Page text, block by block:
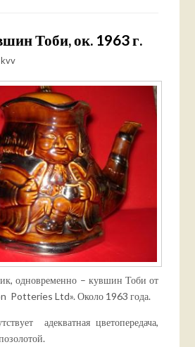
Тоби, ок. 1963 г.
kvv
одновременно – кувшин Тоби от
Potteries Ltd». Около 1963 года.
адекватная цветопередача,